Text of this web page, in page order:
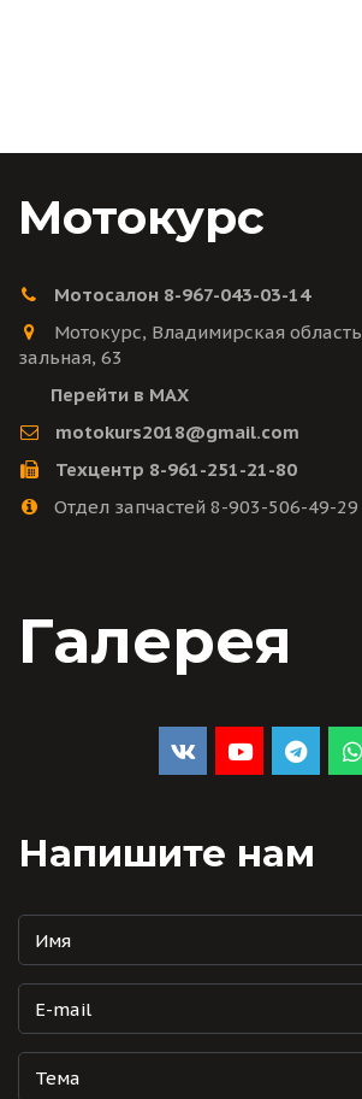
Мотокурс
Мотосалон 8-967-043-03-14
Мотокурс, Владимирская область
зальная, 63
Перейти в MAX
motokurs2018@gmail.com
Техцентр 8-961-251-21-80
Отдел запчастей 8-903-506-49-29
Галерея
Напишите нам